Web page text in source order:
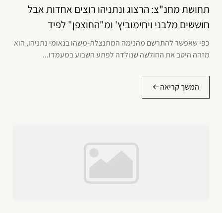
תחושת מחנ"צ: הרצוג ונתניהו רוצים אחדות אבל
חוששים מלבני ויחימוביץ' ומ"החוצפן" לפיד
כפי שאפשר להתרשם מהנימה המתנצלת-משהו בנאומי נתניהו, הוא
מזהה היטב את החולשה שנולדה לפתע השבוע במעמדו...
המשך קריאה